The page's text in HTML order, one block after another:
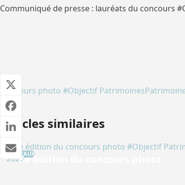
Communiqué de presse : lauréats du concours
Concours photo #Objectif Patrimoines
Articles similaires
2 RÉSEAUX
8e édition du concours photo